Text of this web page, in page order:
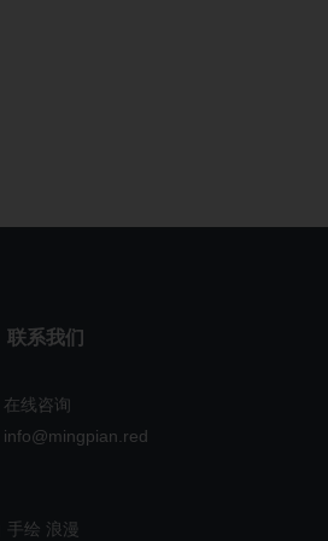
联系我们
在线咨询
info@mingpian.red
手绘 浪漫